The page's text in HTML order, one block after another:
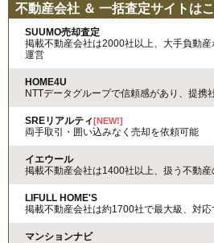
不動産会社 ＆ 一括査定サイトは
SUUMO売却査定
掲載不動産会社は2000社以上、大手負動
運営
HOME4U
NTTデータグループで信頼感があり、提携
SREリアルティ[NEW!]
両手取引・囲い込みなく売却を依頼可能
イエウール
掲載不動産会社は1400社以上、扱う不動
LIFULL HOME'S
掲載不動産会社は約1700社で最大級、対
マンションナビ